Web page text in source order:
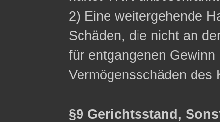
2) Eine weitergehende
Schäden, die nicht an
für entgangenen Gewinn
Vermögensschäden des
§9 Gerichtsstand,